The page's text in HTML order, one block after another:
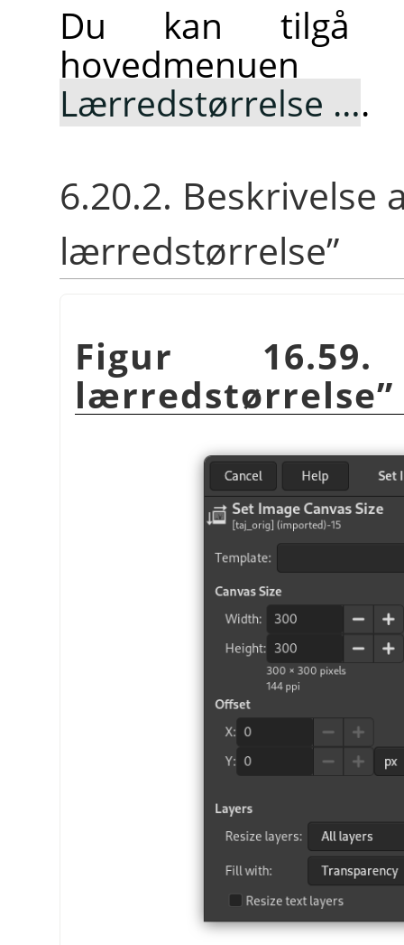
Du kan tilgå
Lærredstørrelse ….
6.20.2. Beskrivelse
lærredstørrelse”
Figur
lærredstørrelse”